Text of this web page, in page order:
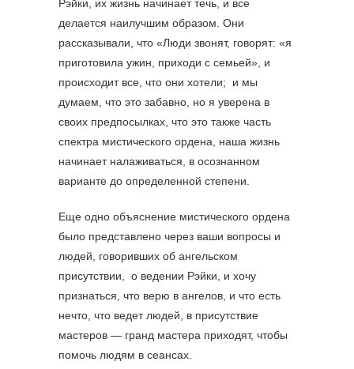
Рэйки, их жизнь начинает течь, и все
делается наилучшим образом. Они
рассказывали, что «Люди звонят, говорят: «я
приготовила ужин, приходи с семьей», и
происходит все, что они хотели; и мы
думаем, что это забавно, но я уверена в
своих предпосылках, что это также часть
спектра мистического ордена, наша жизнь
начинает налаживаться, в осознанном
варианте до определенной степени.
Еще одно объяснение мистического ордена
было представлено через ваши вопросы и
людей, говоривших об ангельском
присутствии, о ведении Рэйки, и хочу
признаться, что верю в ангелов, и что есть
нечто, что ведет людей, в присутствие
мастеров — гранд мастера приходят, чтобы
помочь людям в сеансах.